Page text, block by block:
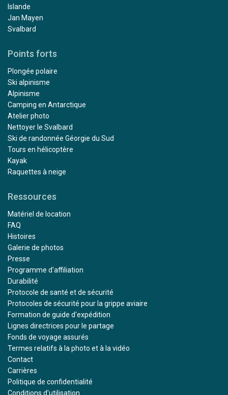
Islande
Jan Mayen
Svalbard
Points forts
Plongée polaire
Ski alpinisme
Alpinisme
Camping en Antarctique
Atelier photo
Nettoyer le Svalbard
Ski de randonnée Géorgie du Sud
Tours en hélicoptère
Kayak
Raquettes à neige
Ressources
Matériel de location
FAQ
Histoires
Galerie de photos
Presse
Programme d'affiliation
Durabilité
Protocole de santé et de sécurité
Protocoles de sécurité pour la grippe aviaire
Formation de guide d'expédition
Lignes directrices pour le partage
Fonds de voyage assurés
Termes relatifs à la photo et à la vidéo
Contact
Carrières
Politique de confidentialité
Conditions d'utilisation